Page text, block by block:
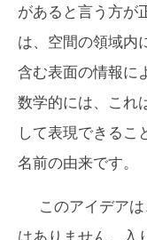
があると言う方が
は、空間の領域内
含む表面の情報に
数学的には、これ
して表現できるこ
名前の由来です。
このアイデア